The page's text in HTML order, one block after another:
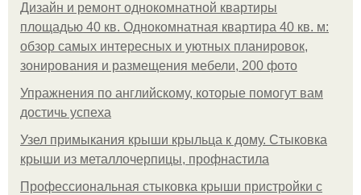
Дизайн и ремонт однокомнатной квартиры
площадью 40 кв. Однокомнатная квартира 40 кв. м:
обзор самых интересных и уютных планировок,
зонирования и размещения мебели, 200 фото
Упражнения по английскому, которые помогут вам
достичь успеха
Узел примыкания крыши крыльца к дому. Стыковка
крыши из металлочерпицы, профнастила
Профессиональная стыковка крыши пристройки с